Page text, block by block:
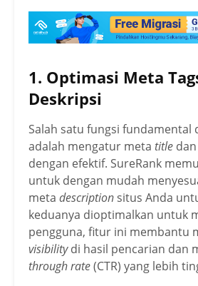
1. Optimasi Meta
Deskripsi
Salah satu fungsi fundamental
adalah mengatur meta title
dengan efektif. SureRank
untuk dengan mudah
meta description situs Anda
keduanya dioptimalkan untuk
pengguna, fitur ini membantu
visibilitydi hasil pencarian dan
through rate(CTR) yang lebih